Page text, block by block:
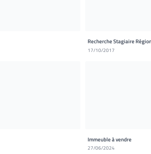
Recherche Stagiaire
17/10/2017
Immeuble à vendre
27/06/2024